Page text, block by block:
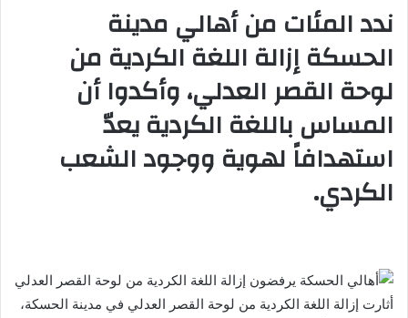
ندد المئات من أهالي مدينة
الحسكة إزالة اللغة الكردية من
لوحة القصر العدلي، وأكدوا أن
المساس باللغة الكردية يعدّ
استهدافاً لهوية ووجود الشعب
الكردي.
أثارت إزالة اللغة الكردية من لوحة القصر العدلي في مدينة الحسكة،